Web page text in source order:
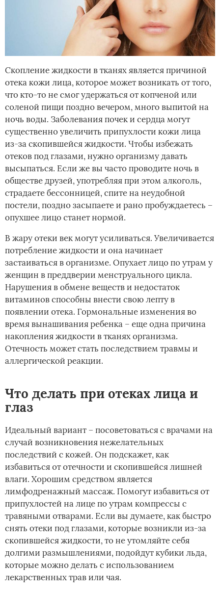
Скопление жидкости в тканях является причиной
отека кожи лица, которое может возникать от того,
что кто-то не смог удержаться от копченой или
соленой пищи поздно вечером, много выпитой на
ночь воды. Заболевания почек и сердца могут
существенно увеличить припухлости кожи лица
из-за скопившейся жидкости. Чтобы избежать
отеков под глазами, нужно организму давать
высыпаться. Если же вы часто проводите ночь в
обществе друзей, употребляя при этом алкоголь,
страдаете бессонницей, спите на неудобной
постели, поздно засыпаете и рано пробуждаетесь –
опухшее лицо станет нормой.
В жару отеки век могут усиливаться. Увеличивается
потребление жидкости и она начинает
застаиваться в организме. Опухает лицо по утрам у
женщин в преддверии менструального цикла.
Нарушения в обмене веществ и недостаток
витаминов способны внести свою лепту в
появлении отека. Гормональные изменения во
время вынашивания ребенка – еще одна причина
накопления жидкости в тканях организма.
Отечность может стать последствием травмы и
аллергической реакции.
Что делать при отеках лица и
глаз
Идеальный вариант – посоветоваться с врачами на
случай возникновения нежелательных
последствий с кожей. Он подскажет, как
избавиться от отечности и скопившейся лишней
влаги. Хорошим средством является
лимфодренажный массаж. Помогут избавиться от
припухлостей на лице по утрам компрессы с
травяными отварами. Если вы думаете, как быстро
снять отеки под глазами, которые возникли из-за
скопившейся жидкости, то не утомляйте себя
долгими размышлениями, подойдут кубики льда,
которые можно делать с использованием
лекарственных трав или чая.